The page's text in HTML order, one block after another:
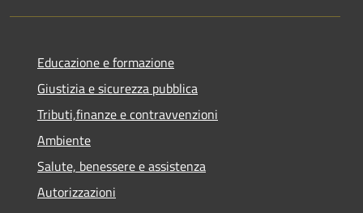
Educazione e formazione
Giustizia e sicurezza pubblica
Tributi,finanze e contravvenzioni
Ambiente
Salute, benessere e assistenza
Autorizzazioni